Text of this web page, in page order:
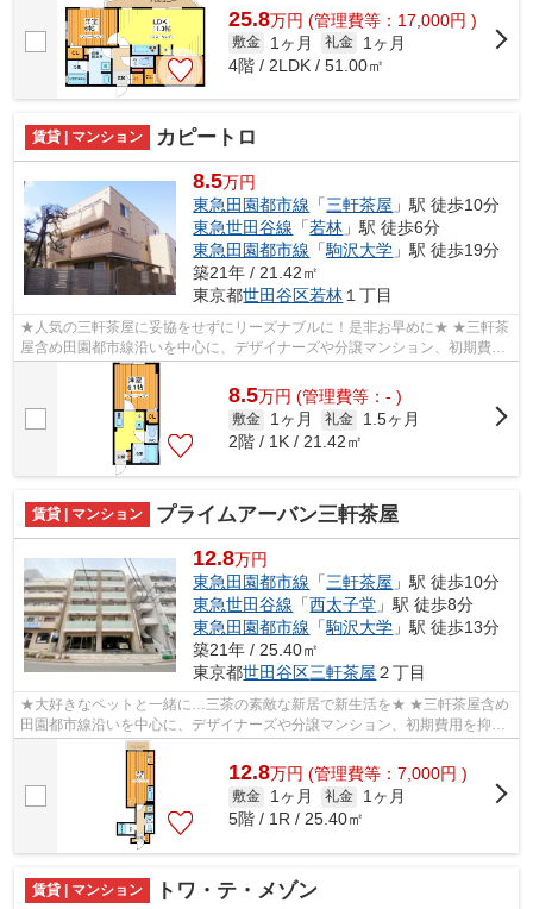
25.8万円 (管理費等：17,000円 )
敷金 1ヶ月 礼金
1ヶ月
4階 / 2LDK / 51.00㎡
賃貸 | マンション カピートロ
8.5万円
東急田園都市線 「三軒茶屋 」駅 徒歩10分
東急世田谷線 「若林 」駅 徒歩6分
東急田園都市線 「駒沢大学 」駅 徒歩19分
築21年 / 21.42㎡
東京都世田谷区若林 １丁目
★人気の三軒茶屋に妥協をせずにリーズナブルに！是非お早めに★ ★三軒茶
屋含め田園都市線沿いを中心に、デザイナーズや分譲マンション、初期費用
を抑えた部屋探しはぜひ当社にお任せく...
8.5万円 (管理費等：- )
敷金 1ヶ月 礼金
1.5ヶ月
2階 / 1K / 21.42㎡
賃貸 | マンション プライムアーバン三軒茶屋
12.8万円
東急田園都市線 「三軒茶屋 」駅 徒歩10分
東急世田谷線 「西太子堂 」駅 徒歩8分
東急田園都市線 「駒沢大学 」駅 徒歩13分
築21年 / 25.40㎡
東京都世田谷区三軒茶屋 ２丁目
★大好きなペットと一緒に…三茶の素敵な新居で新生活を★ ★三軒茶屋含め
田園都市線沿いを中心に、デザイナーズや分譲マンション、初期費用を抑え
た部屋探しはぜひ当社にお任せください♪...
12.8万円 (管理費等：7,000円 )
敷金 1ヶ月 礼金
1ヶ月
5階 / 1R / 25.40㎡
賃貸 | マンション トワ・テ・メゾン